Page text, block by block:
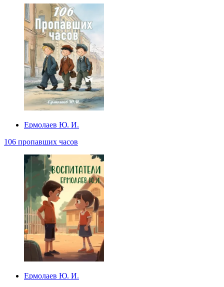
Ермолаев Ю. И.
106 пропавших часов
Ермолаев Ю. И.